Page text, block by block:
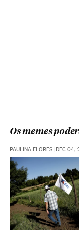
Os memes
PAULINA FLORES DEC 04,